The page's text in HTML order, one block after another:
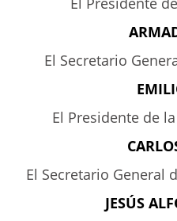
El Secretario
El Presidente de
El Secretario General
JESÚS